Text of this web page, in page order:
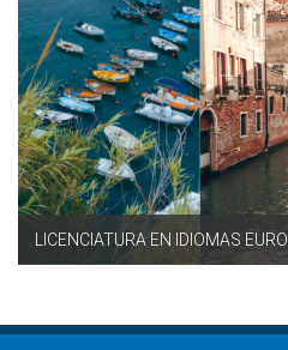
LICENCIATURA EN IDIOMAS